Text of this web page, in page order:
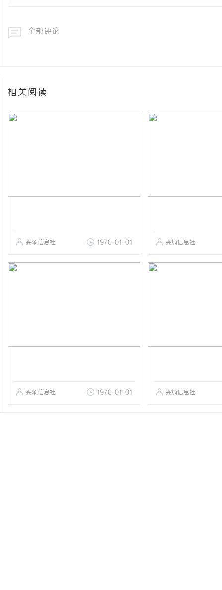
全部评论
相关阅读
娄烦信息社 1970-01-01 娄烦信息社
娄烦信息社 1970-01-01 娄烦信息社